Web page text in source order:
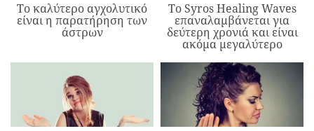
Το καλύτερο αγχολυτικό
είναι η παρατήρηση των
άστρων
Το Syros Healing Waves
επαναλαμβάνεται για
δεύτερη χρονιά και είναι
ακόμα μεγαλύτερο